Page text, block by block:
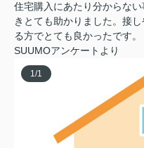
住宅購入にあたり分からな
きとても助かりました。接
る方でとても良かったです。
SUUMOアンケートより
1/1